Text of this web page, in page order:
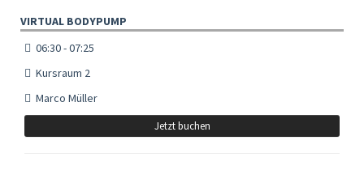
VIRTUAL BODYPUMP
06:30 - 07:25
Kursraum 2
Marco Müller
Jetzt buchen